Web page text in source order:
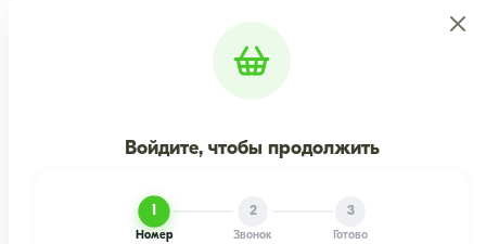
Войдите, чтобы продолжить
1
Номер
2
Звонок
3
Готово